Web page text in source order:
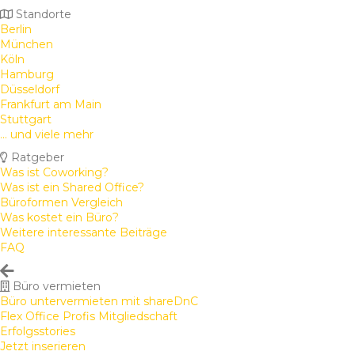
Standorte
Berlin
München
Köln
Hamburg
Düsseldorf
Frankfurt am Main
Stuttgart
... und viele mehr
Ratgeber
Was ist Coworking?
Was ist ein Shared Office?
Büroformen Vergleich
Was kostet ein Büro?
Weitere interessante Beiträge
FAQ
Büro vermieten
Büro untervermieten mit shareDnC
Flex Office Profis Mitgliedschaft
Erfolgsstories
Jetzt inserieren